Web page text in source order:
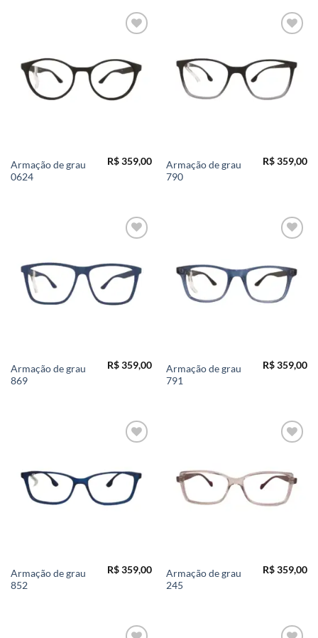
Armação de grau
0624
R$359,00
Armação de grau
790
R$359,00
Armação de grau
869
R$359,00
Armação de grau
791
R$359,00
Armação de grau
852
R$359,00
Armação de grau
245
R$359,00